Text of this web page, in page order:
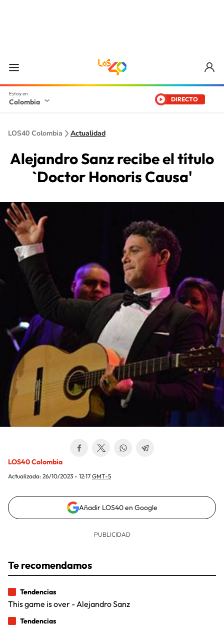
Colombia DIRECTO
LOS40 Colombia Actualidad
Alejandro Sanz recibe el título
`Doctor Honoris Causa'
LOS40 Colombia
Actualizada: 26/10/2023 - 12:17 GMT-5
Añadir LOS40 en Google
Te recomendamos
Tendencias
This game is over - Alejandro Sanz
Tendencias